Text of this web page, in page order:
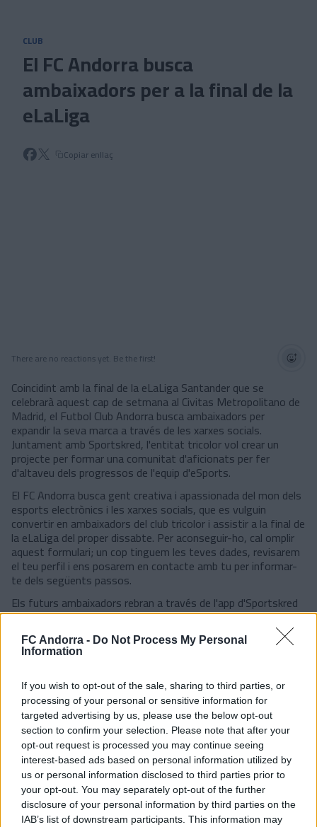
FC Andorra - Do Not Process My Personal
Information
If you wish to opt-out of the sale, sharing to third parties, or
processing of your personal or sensitive information for
targeted advertising by us, please use the below opt-out
section to confirm your selection. Please note that after your
opt-out request is processed you may continue seeing
interest-based ads based on personal information utilized by
us or personal information disclosed to third parties prior to
your opt-out. You may separately opt-out of the further
disclosure of your personal information by third parties on the
IAB’s list of downstream participants. This information may
CLUB
El FC Andorra busca
ambaixadors per a la final de la
eLaLiga
Copiar enllaç
There are no reactions yet. Be the first!
Coincidint amb la final de la eLaLiga Santander que se
celebrarà aquest cap de setmana al Civitas Metropolitano de
Madrid, el Futbol Club Andorra busca ambaixadors per
expandir la seva marca a través de les xarxes socials.
Juntament amb Sportskred, l'entitat tricolor vol crear un
projecte per formar una comunitat d'aficionats per fer
d'altaveu dels progressos de l'equip d'eSports.
El FC Andorra busca gent creativa i apassionada del mon dels
esports electrònics i les xarxes socials, que es vulguin
convertir en ambaixadors del club tricolor i assistir a la final de
la eLaLiga del proper dissabte. Per aconseguir-ho, cal omplir
aquest formulari; un cop tinguem les teves dades, revisarem
el teu perfil i ens posarem en contacte amb tu per informar-
te dels següents passos.
Els futurs ambaixadors rebran a través de l'app d'Sportskred
tot el contingut que hauran de publicar i, a canvi, a banda de
l'entrada per gaudir en directe de l'esdeveniment, rebran
unpack aficionatamb productes del FC Andorra.
Notícies relacionades
Trobada informal amb els mitjans de
comunicació
CLUB